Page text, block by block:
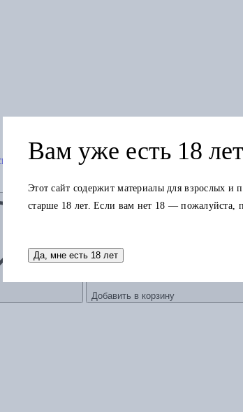
и науке
Добавить в корзину
Вам уже есть 18
Этот сайт содержит материалы для взрослых и
старше 18 лет. Если вам нет 18 — пожалуйста,
Да, мне есть 18 лет